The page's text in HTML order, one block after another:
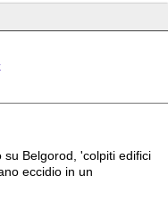
Belgorod, 'colpiti edifici
eccidio in un